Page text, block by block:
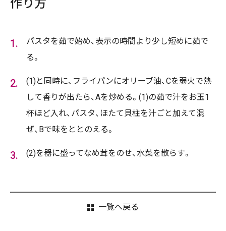
作り方
パスタを茹で始め、表示の時間より少し短めに茹で
る。
(1)と同時に、フライパンにオリーブ油、Cを弱火で熱
して香りが出たら、Aを炒める。(1)の茹で汁をお玉1
杯ほど入れ、パスタ、ほたて貝柱を汁ごと加えて混
ぜ、Bで味をととのえる。
(2)を器に盛ってなめ茸をのせ、水菜を散らす。
一覧へ戻る